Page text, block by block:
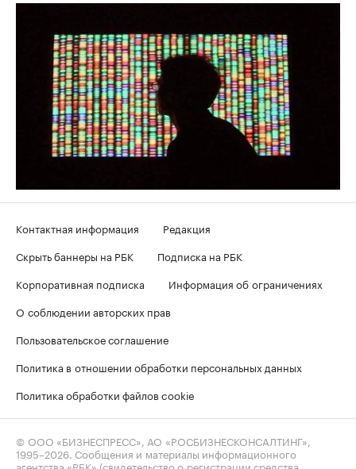
Контактная информация
Редакция
Скрыть баннеры на РБК
Подписка на РБК
Корпоративная подписка
Информация об ограничениях
О соблюдении авторских прав
Пользовательское соглашение
Политика в отношении обработки персональных данных
Политика обработки файлов cookie
© ООО «БИЗНЕСПРЕСС», АО «РОСБИЗНЕСКОНСАЛТИНГ»,
1995–2026. Сообщения и материалы информационного